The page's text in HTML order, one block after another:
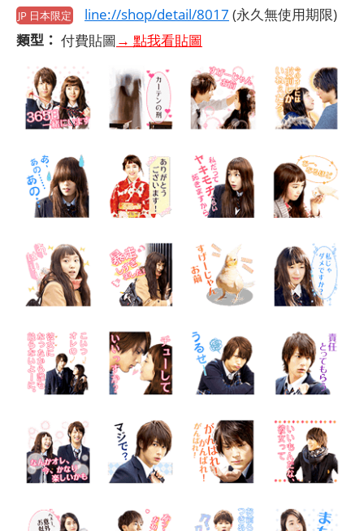
JP 日本限定 line://shop/detail/8017 (永久無使用期限)
類型： 付費貼圖→ 點我看貼圖